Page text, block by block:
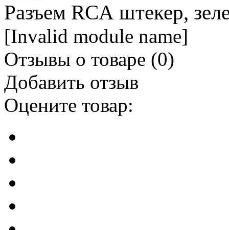
Разъем RCA штекер,
[Invalid module name]
Отзывы о товаре (0)
Добавить отзыв
Оцените товар: